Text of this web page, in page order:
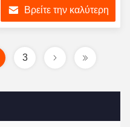
Βρείτε την καλύτερη
3